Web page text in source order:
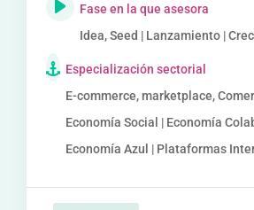
Fase en la que asesora
Idea, Seed | Lanzamiento |
Especialización sectorial
E-commerce, marketplace,
Economía Social | Economía
Economía Azul | Plataformas